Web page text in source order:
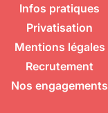
Infos pratiques
Privatisation
Mentions légales
Recrutement
Nos engagements